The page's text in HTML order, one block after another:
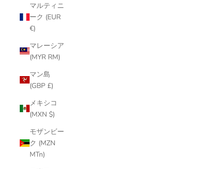
マルティニ
ーク (EUR
€)
マレーシア
(MYR RM)
マン島
(GBP £)
メキシコ
(MXN $)
モザンビー
ク (MZN
MTn)